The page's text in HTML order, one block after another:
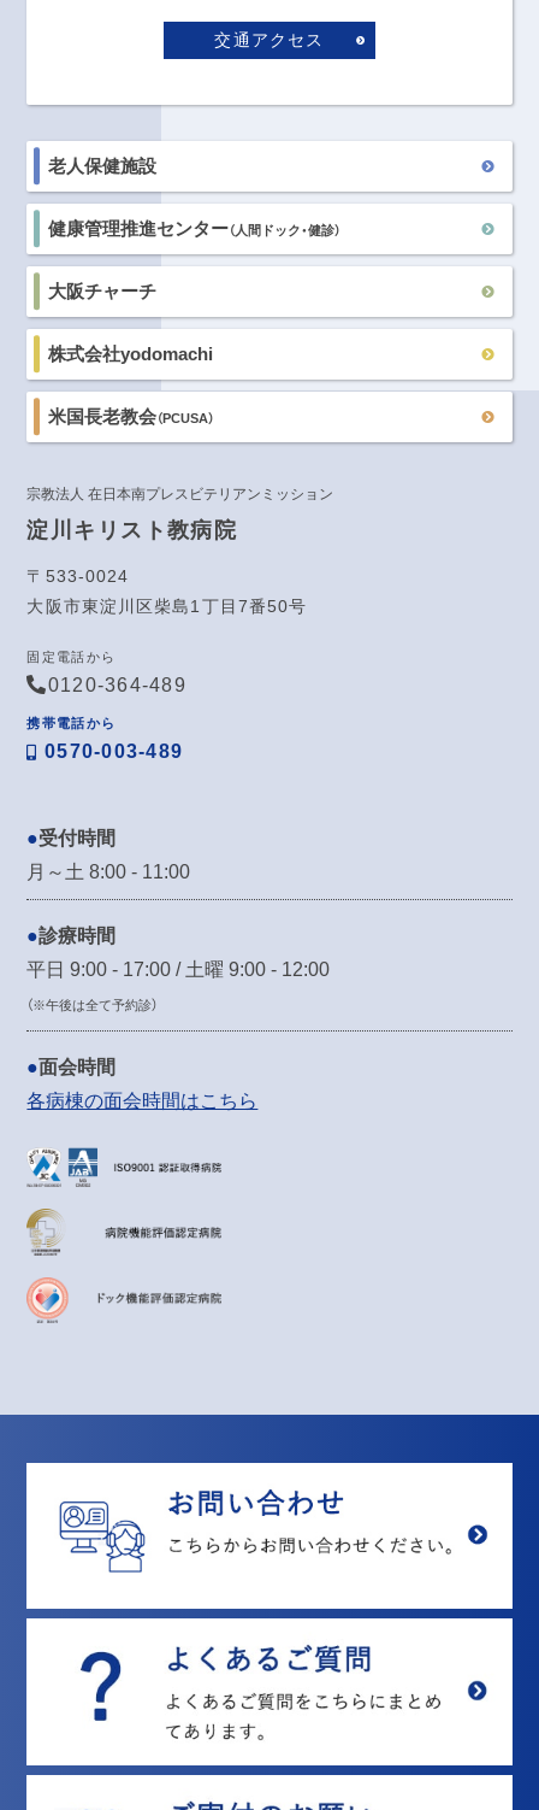
交通アクセス
老人保健施設
健康管理推進センター（人間ドック・健診）
大阪チャーチ
株式会社yodomachi
米国長老教会（PCUSA）
宗教法人 在日本南プレスビテリアンミッション
淀川キリスト教病院
〒533-0024
大阪市東淀川区柴島1丁目7番50号
固定電話から
0120-364-489
携帯電話から
0570-003-489
受付時間
月～土 8:00 - 11:00
診療時間
平日 9:00 - 17:00 / 土曜 9:00 - 12:00
（※午後は全て予約診）
面会時間
各病棟の面会時間はこちら